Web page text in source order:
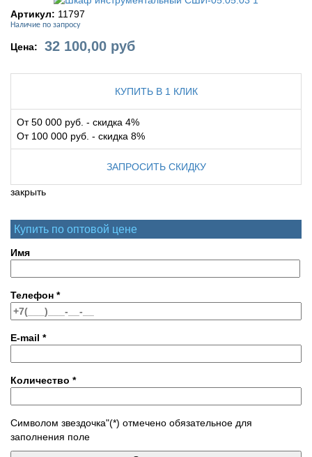
Артикул: 11797
Наличие по запросу
Цена: 32 100,00 руб
КУПИТЬ В 1 КЛИК
От 50 000 руб. - скидка 4%
От 100 000 руб. - скидка 8%
ЗАПРОСИТЬ СКИДКУ
закрыть
Купить по оптовой цене
Имя
Телефон *
E-mail *
Количество *
Символом звездочка"(*) отмечено обязательное для
заполнения поле